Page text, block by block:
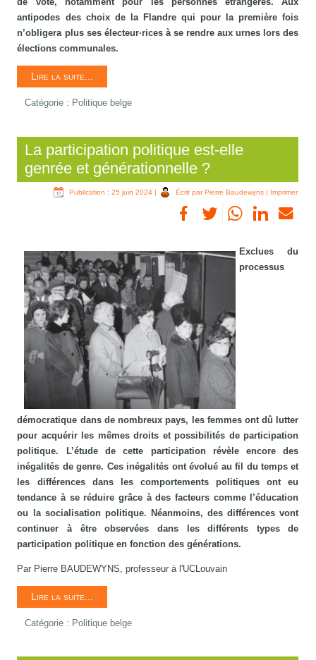
antipodes des choix de la Flandre qui pour la première fois
n’obligera plus ses électeur·rices à se rendre aux urnes lors des
élections communales.
Lire la suite...
Catégorie : Politique belge
La participation politique est-elle
genrée et générationnelle ?
Publication : 25 juin 2024 | Écrit par Pierre Baudewyns | Imprimer
Exclues du
processus
démocratique dans de nombreux pays, les femmes ont dû lutter
pour acquérir les mêmes droits et possibilités de participation
politique. L’étude de cette participation révèle encore des
inégalités de genre. Ces inégalités ont évolué au fil du temps et
les différences dans les comportements politiques ont eu
tendance à se réduire grâce à des facteurs comme l’éducation
ou la socialisation politique. Néanmoins, des différences vont
continuer à être observées dans les différents types de
participation politique en fonction des générations.
Par Pierre BAUDEWYNS, professeur à l'UCLouvain
Lire la suite...
Catégorie : Politique belge